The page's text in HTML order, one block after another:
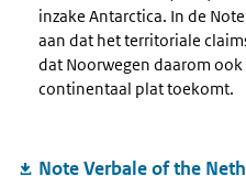
inzake Antarctica. In de
aan dat het territoriale
dat Noorwegen daarom
continentaal plat toekomt.
Note Verbale of the